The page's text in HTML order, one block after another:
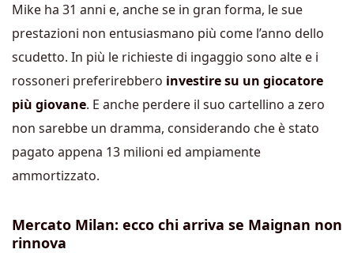
Mike ha 31 anni e, anche se in gran forma, le sue
prestazioni non entusiasmano più come l’anno dello
scudetto. In più le richieste di ingaggio sono alte e i
rossoneri preferirebbero investire su un giocatore
più giovane. E anche perdere il suo cartellino a zero
non sarebbe un dramma, considerando che è stato
pagato appena 13 milioni ed ampiamente
ammortizzato.
Mercato Milan: ecco chi arriva se Maignan non
rinnova